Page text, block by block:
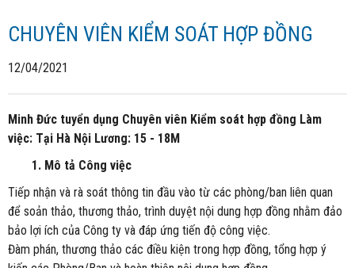
CHUYÊN VIÊN KIỂM SOÁT HỢP ĐỒNG
12/04/2021
Minh Đức tuyển dụng Chuyên viên Kiểm soát hợp đồng Làm
việc: Tại Hà Nội Lương: 15 - 18M
1. Mô tả Công việc
Tiếp nhận và rà soát thông tin đầu vào từ các phòng/ban liên quan
để soản thảo, thương thảo, trình duyệt nội dung hợp đồng nhằm đảo
bảo lợi ích của Công ty và đáp ứng tiến độ công việc.
Đàm phán, thương thảo các điều kiện trong hợp đồng, tổng hợp ý